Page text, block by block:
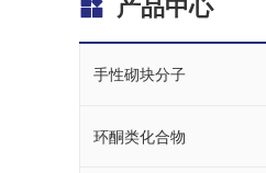
产品中心
手性砌块分子
环酮类化合物